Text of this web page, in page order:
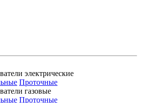
электрические
Проточные
газовые
Проточные